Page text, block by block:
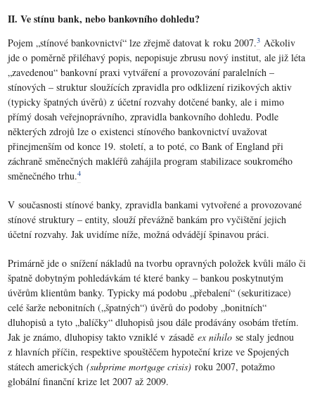
II. Ve stínu bank, nebo bankovního dohledu?
Pojem „stínové bankovnictví“ lze zřejmě datovat k roku 2007.3 Ačkoliv
jde o poměrně přiléhavý popis, nepopisuje zbrusu nový institut, ale již léta
„zavedenou“ bankovní praxi vytváření a provozování paralelních –
stínových – struktur sloužících zpravidla pro odklizení rizikových aktiv
(typicky špatných úvěrů) z účetní rozvahy dotčené banky, ale i mimo
přímý dosah veřejnoprávního, zpravidla bankovního dohledu. Podle
některých zdrojů lze o existenci stínového bankovnictví uvažovat
přinejmenším od konce 19. století, a to poté, co Bank of England při
záchraně směnečných makléřů zahájila program stabilizace soukromého
směnečného trhu.4
V současnosti stínové banky, zpravidla bankami vytvořené a provozované
stínové struktury – entity, slouží převážně bankám pro vyčištění jejich
účetní rozvahy. Jak uvidíme níže, možná odvádějí špinavou práci.
Primárně jde o snížení nákladů na tvorbu opravných položek kvůli málo či
špatně dobytným pohledávkám té které banky – bankou poskytnutým
úvěrům klientům banky. Typicky má podobu „přebalení“ (sekuritizace)
celé šarže nebonitních („špatných“) úvěrů do podoby „bonitních“
dluhopisů a tyto „balíčky“ dluhopisů jsou dále prodávány osobám třetím.
Jak je známo, dluhopisy takto vzniklé v zásaděex nihilo se staly jednou
z hlavních příčin, respektive spouštěčem hypoteční krize ve Spojených
státech amerických(subprime mortgage crisis)roku 2007, potažmo
globální finanční krize let 2007 až 2009.